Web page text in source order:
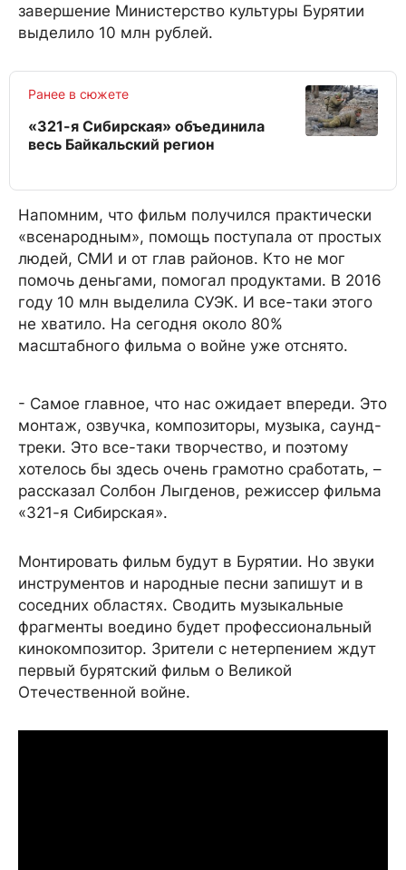
завершение Министерство культуры Бурятии
выделило 10 млн рублей.
Ранее в сюжете
«321-я Сибирская» объединила
весь Байкальский регион
Напомним, что фильм получился практически
«всенародным», помощь поступала от простых
людей, СМИ и от глав районов. Кто не мог
помочь деньгами, помогал продуктами. В 2016
году 10 млн выделила СУЭК. И все-таки этого
не хватило. На сегодня около 80%
масштабного фильма о войне уже отснято.
- Самое главное, что нас ожидает впереди. Это
монтаж, озвучка, композиторы, музыка, саунд-
треки. Это все-таки творчество, и поэтому
хотелось бы здесь очень грамотно сработать, –
рассказал Солбон Лыгденов, режиссер фильма
«321-я Сибирская».
Монтировать фильм будут в Бурятии. Но звуки
инструментов и народные песни запишут и в
соседних областях. Сводить музыкальные
фрагменты воедино будет профессиональный
кинокомпозитор. Зрители с нетерпением ждут
первый бурятский фильм о Великой
Отечественной войне.